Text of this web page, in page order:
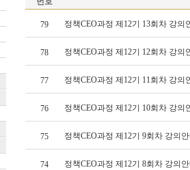
79 정책CEO과정 제12기 13회차 강
78 정책CEO과정 제12기 12회차 강
77 정책CEO과정 제12기 11회차 강
76 정책CEO과정 제12기 10회차 강
75 정책CEO과정 제12기 9회차 강의
74 정책CEO과정 제12기 8회차 강의